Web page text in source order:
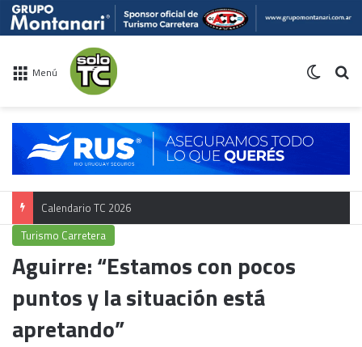
Menú
Calendario TC 2026
Turismo Carretera
Aguirre: “Estamos con pocos
puntos y la situación está
apretando”